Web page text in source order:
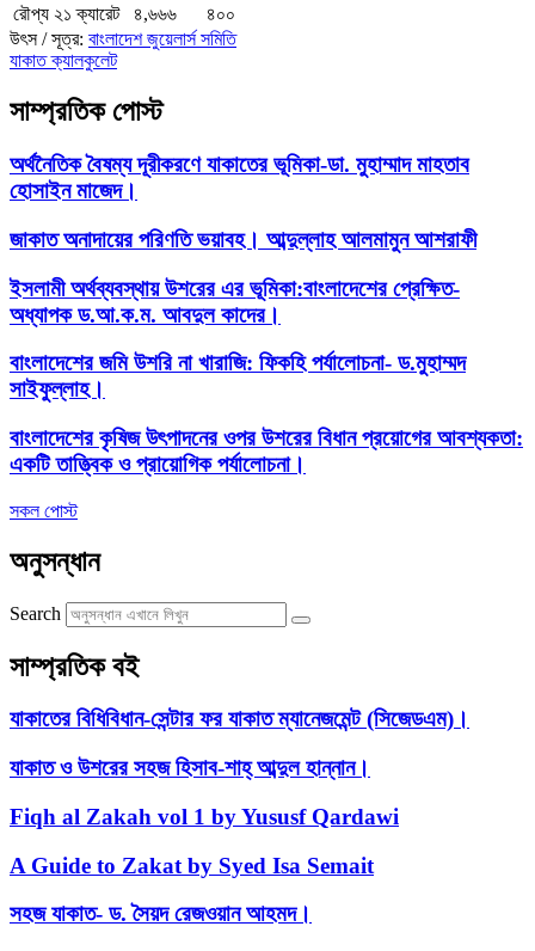
রৌপ্য ২১ ক্যারেট
৪,৬৬৬
৪০০
উৎস / সূত্র: বাংলাদেশ জুয়েলার্স সমিতি
যাকাত ক্যালকুলেট
সাম্প্রতিক পোস্ট
অর্থনৈতিক বৈষম্য দূরীকরণে যাকাতের ভূমিকা-ডা. মুহাম্মাদ মাহতাব
হোসাইন মাজেদ।
জাকাত অনাদায়ের পরিণতি ভয়াবহ। আব্দুল্লাহ আলমামুন আশরাফী
ইসলামী অর্থব্যবস্থায় উশরের এর ভূমিকা:বাংলাদেশের প্রেক্ষিত-
অধ্যাপক ড.আ.ক.ম. আবদুল কাদের।
বাংলাদেশের জমি উশরি না খারাজি: ফিকহি পর্যালোচনা- ড.মুহাম্মদ
সাইফুল্লাহ।
বাংলাদেশের কৃষিজ উৎপাদনের ওপর উশরের বিধান প্রয়োগের আবশ্যকতা:
একটি তাত্ত্বিক ও প্রায়োগিক পর্যালোচনা।
সকল পোস্ট
অনুসন্ধান
Search
সাম্প্রতিক বই
যাকাতের বিধিবিধান-সেন্টার ফর যাকাত ম্যানেজমেন্ট (সিজেডএম)।
যাকাত ও উশরের সহজ হিসাব-শাহ্ আব্দুল হান্নান।
Fiqh al Zakah vol 1 by Yususf Qardawi
A Guide to Zakat by Syed Isa Semait
সহজ যাকাত- ড. সৈয়দ রেজওয়ান আহমদ।